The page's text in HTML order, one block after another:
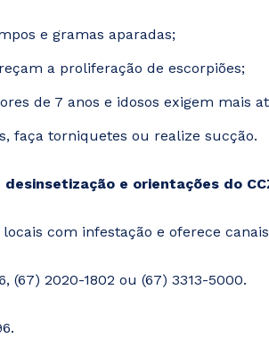
e gramas aparadas;
a proliferação de escorpiões;
de 7 anos e idosos exigem mais
faça torniquetes ou realize sucção.
e orientações do
com infestação e oferece
(67) 2020-1802 ou (67) 3313-5000.